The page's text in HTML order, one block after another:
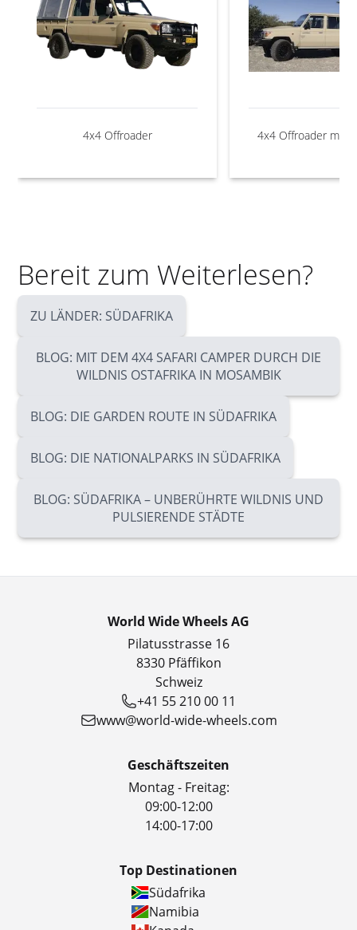
4x4 Offroader 4x4 Offroader mit
Bereit zum Weiterlesen?
ZU LÄNDER: SÜDAFRIKA
BLOG: MIT DEM 4X4 SAFARI CAMPER DURCH DIE
WILDNIS OSTAFRIKA IN MOSAMBIK
BLOG: DIE GARDEN ROUTE IN SÜDAFRIKA
BLOG: DIE NATIONALPARKS IN SÜDAFRIKA
BLOG: SÜDAFRIKA – UNBERÜHRTE WILDNIS UND
PULSIERENDE STÄDTE
World Wide Wheels AG
Pilatusstrasse 16
8330 Pfäffikon
Schweiz
+41 55 210 00 11
www@world-wide-wheels.com
Geschäftszeiten
Montag - Freitag:
09:00-12:00
14:00-17:00
Top Destinationen
Südafrika
Namibia